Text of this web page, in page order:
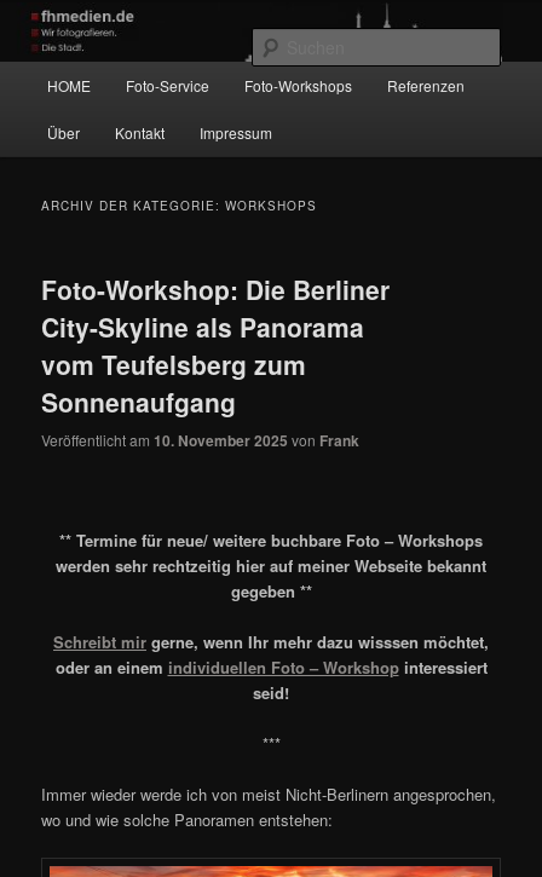
Zum
primären
Inhalt
springen
Zum
sekundären
Inhalt
springen
Wir fotografieren die Hauptstadt!
HOME Foto-Service Foto-Workshops Referenzen
Über Kontakt Impressum
ARCHIV DER KATEGORIE:WORKSHOPS
Foto-Workshop: Die Berliner
City-Skyline als Panorama
vom Teufelsberg zum
Sonnenaufgang
Veröffentlicht am 10. November 2025 von Frank
** Termine für neue/ weitere buchbare Foto – Workshops
werden sehr rechtzeitig hier auf meiner Webseite bekannt
gegeben **
Schreibt mir gerne, wenn Ihr mehr dazu wisssen möchtet,
oder an einem individuellen Foto – Workshopinteressiert
seid!
***
Immer wieder werde ich von meist Nicht-Berlinern angesprochen,
wo und wie solche Panoramen entstehen: